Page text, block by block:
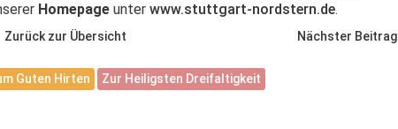
Homepage unter www.stuttgart-nordstern.de.
Zurück zur Übersicht Nächster Beitrag
Guten Hirten Zur Heiligsten Dreifaltigkeit